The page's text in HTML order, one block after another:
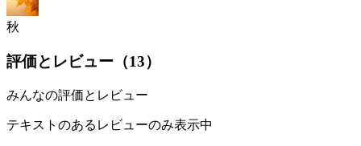
秋
評価とレビュー（13）
みんなの評価とレビュー
テキストのあるレビューのみ表示中